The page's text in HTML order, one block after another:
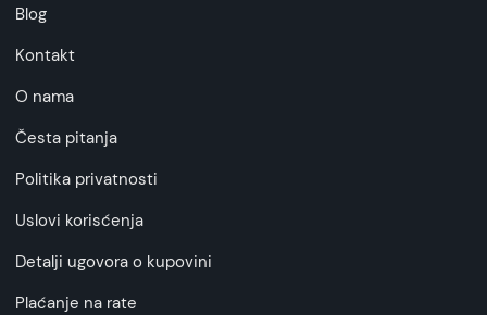
Blog
Kontakt
O nama
Česta pitanja
Politika privatnosti
Uslovi korisćenja
Detalji ugovora o kupovini
Plaćanje na rate